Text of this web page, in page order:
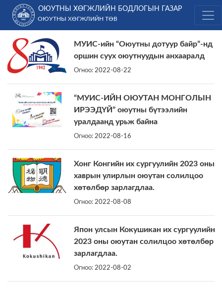
content
ОЮУТНЫ ХӨГЖЛИЙН БОДЛОГЫН ГАЗАР
ОЮУТНЫ ХӨГЖЛИЙН ТӨВ
МУИС-ийн “Оюутны дотуур байр”-нд
оршин суух оюутнуудын анхааралд
Огноо: 2022-08-22
“МУИС-ИЙН ОЮУТАН МОНГОЛЫН
ИРЭЭДҮЙ” оюутны бүтээлийн
уралдаанд урьж байна
Огноо: 2022-08-16
Хонг Конгийн их сургуулийн 2023 оны
хаврын улирлын оюутан солилцоо
хөтөлбөр зарлагдлаа.
Огноо: 2022-08-08
Япон улсын Кокушикан их сургуулийн
2023 оны оюутан солилцоо хөтөлбөр
зарлагдлаа.
Огноо: 2022-08-02